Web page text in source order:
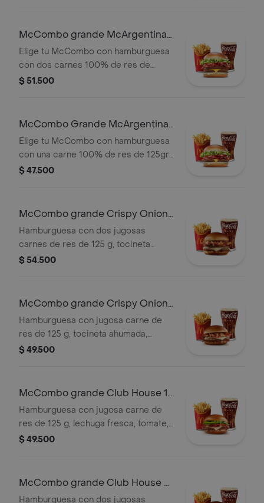
papas grandes y gaseosa grande a
McCombo grande McArgentina
2 Carnes
Elige tu McCombo con hamburguesa
con dos carnes 100% de res de
125gr c/u, salsa mayo chimichurri,
grandes y gaseosa grande a elegir.
$ 51.500
McCombo Grande McArgentina 1
Carne
Elige tu McCombo con hamburguesa
con una carne 100% de res de 125gr,
salsa mayo chimichurri, cebolla
gaseosa grande a elegir.
$ 47.500
McCombo grande Crispy Onion
Barbecue 2 Carnes
Hamburguesa con dos jugosas
carnes de res de 125 g, tocineta
ahumada, queso blanco cremoso,
Acompañada de papas fritas grandes
y bebida grande a elección.
$ 54.500
McCombo grande Crispy Onion
Barbecue 1 Carne
Hamburguesa con jugosa carne de
res de 125 g, tocineta ahumada,
queso blanco cremoso, cebolla
Acompañada de papas fritas grandes
y bebida grande a elección.
$ 49.500
McCombo grande Club House 1
Carne
Hamburguesa con jugosa carne de
res de 125 g, lechuga fresca, tomate,
cebolla grillada, tocineta ahumada,
Acompañada de papas fritas grandes
y bebida grande a elección.
$ 49.500
McCombo grande Club House 2
Carnes
Hamburguesa con dos jugosas